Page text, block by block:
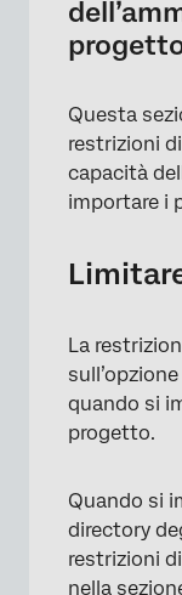
Questa
restrizioni
capacità
importare i
La
sull’opzione
quando si
progetto.
Quando si
directory
restrizioni
nella